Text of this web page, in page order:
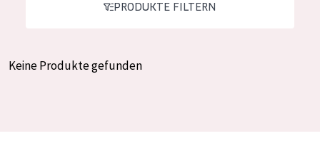
Spanish
PRODUKTE FILTERN
Keine Produkte gefunden